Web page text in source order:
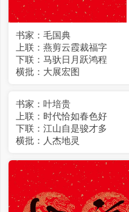
书家：毛国典
上联：燕剪云霞裁福字
下联：马驮日月跃鸿程
横批：大展宏图
书家：叶培贵
上联：时代恰如春色好
下联：江山自是骏才多
横批：人杰地灵